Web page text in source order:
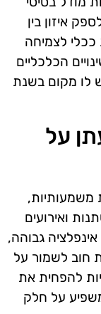
איזון בין
לצמיחה
הכלכליים
לו מקום בשנת
על
משמעותיות,
ואירועים
אינפלציה גבוהה,
חוב לשמור על
להפחית את
על חלק